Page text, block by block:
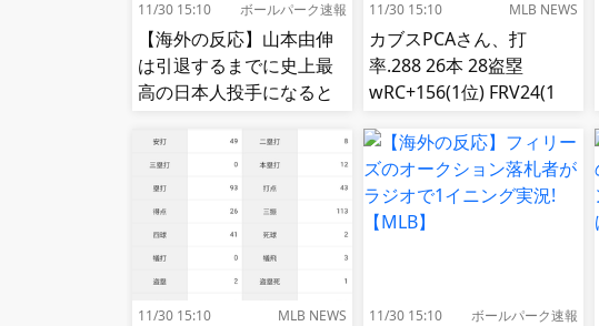
11/30 15:10 ボールパーク速報
【海外の反応】山本由伸
は引退するまでに史上最
高の日本人投手になると
11/30 15:10 MLB NEWS
カブスPCAさん、打
率.288 26本 28盗塁
wRC+156(1位) FRV24(1
11/30 15:10 MLB NEWS 11/30 15:10 ボールパーク速報